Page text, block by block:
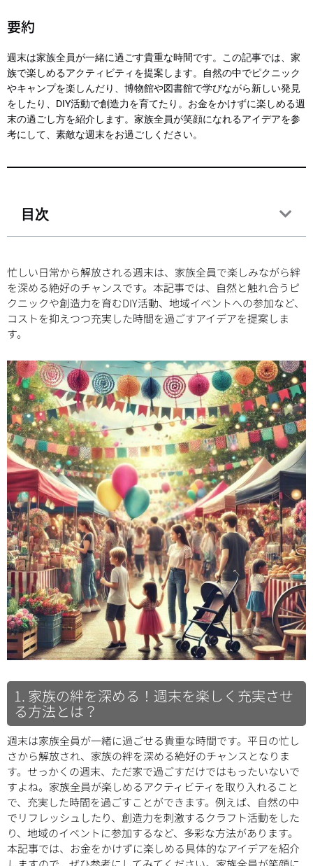
要約
週末は家族全員が一緒に過ごす貴重な時間です。この記事では、家
族で楽しめるアクティビティを提案します。自然の中でピクニック
やキャンプを楽しんだり、博物館や図書館で学びながら新しい発見
をしたり、DIY活動で創造力を育てたり。お金をかけずに楽しめる週
末の過ごし方を紹介します。家族全員が笑顔になれるアイデアを参
考にして、素敵な週末をお過ごしください。
目次
忙しい日常から解放される週末は、家族全員で楽しみながら絆
を深める絶好のチャンスです。本記事では、自然と触れ合うピ
クニックや創造力を育むDIY活動、地域イベントへの参加など、
コストを抑えつつ充実した時間を過ごすアイデアを提案しま
す。
1. 家族の絆を深める！週末を楽しく充実させ
る方法とは？
週末は家族全員が一緒に過ごせる貴重な時間です。平日の忙し
さから解放され、家族の絆を深める絶好のチャンスとなりま
す。せっかくの週末、ただ家で過ごすだけではもったいないで
すよね。家族全員が楽しめるアクティビティを取り入れること
で、充実した時間を過ごすことができます。例えば、自然の中
でリフレッシュしたり、創造力を刺激するクラフト活動をした
り、地域のイベントに参加するなど、多彩な方法があります。
本記事では、お金をかけずに楽しめる具体的なアイデアを紹介